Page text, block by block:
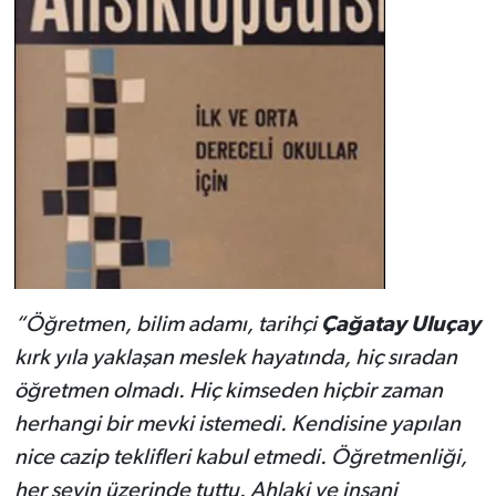
“Öğretmen, bilim adamı, tarihçi Çağatay Uluçay
kırk yıla yaklaşan meslek hayatında, hiç sıradan
öğretmen olmadı. Hiç kimseden hiçbir zaman
herhangi bir mevki istemedi. Kendisine yapılan
nice cazip teklifleri kabul etmedi. Öğretmenliği,
her şeyin üzerinde tuttu. Ahlaki ve insani